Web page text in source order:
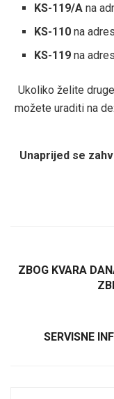
KS-119/Ana
KS-110na
KS-119na
Ukoliko želite
možete uraditi na
Unaprijed se
ZBOG KVARA
SERVISNE